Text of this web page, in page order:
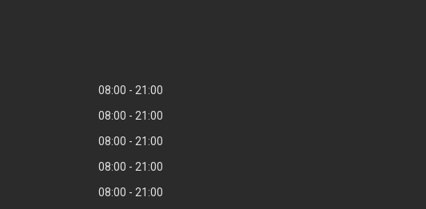
08:00
21:00
08:00
21:00
08:00
21:00
08:00
21:00
08:00
21:00